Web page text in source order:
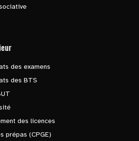
des examens
des BTS
des licences
prépas (CPGE)